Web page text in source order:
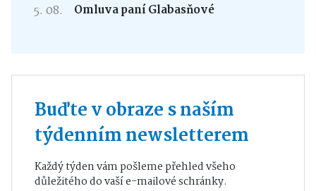
5. 08. Omluva paní Glabasňové
Buďte v obraze s naším
týdenním newsletterem
Každý týden vám pošleme přehled všeho
důležitého do vaší e-mailové schránky.